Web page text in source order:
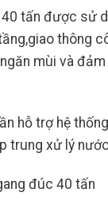
tấn được sử
thông
mùi và
hỗ trợ hệ
trung xử lý
đúc 40 tấn